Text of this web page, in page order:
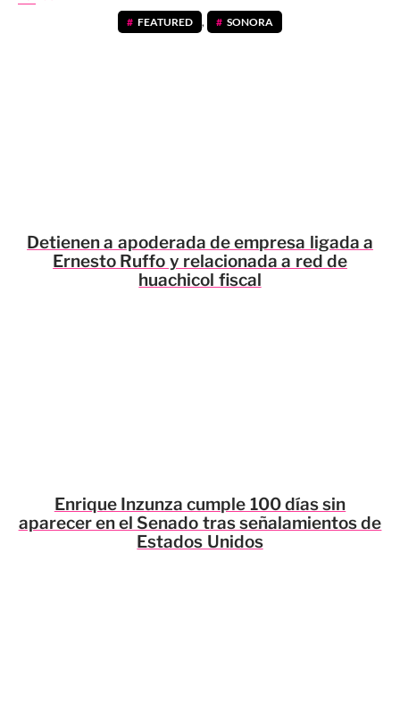
FEATURED , SONORA
Detienen a apoderada de empresa ligada a
Ernesto Ruffo y relacionada a red de
huachicol fiscal
Enrique Inzunza cumple 100 días sin
aparecer en el Senado tras señalamientos de
Estados Unidos